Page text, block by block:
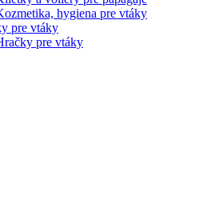
hygiena pre vtáky
pre vtáky
pre vtáky